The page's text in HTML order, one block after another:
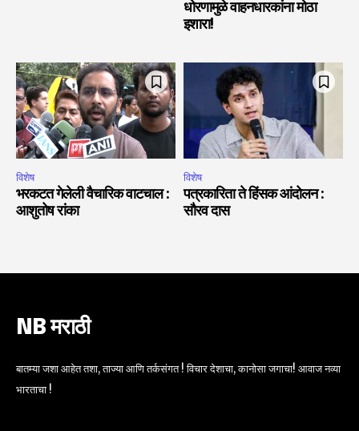
धोरणामुळे वाहनधारकांना मोठा
इशारा!
विशेष
भरकटत गेलेली वैचारिक वाटचाल :
आशुतोष रांका
विशेष
पत्रकारिता ते हिंसक आंदोलन :
सौरव दास
NB मराठी
बातम्या जशा आहेत तशा, ताज्या आणि तर्कसंगत ! विचार देशाचा, कानोसा जगाचा! आवाज नव्या
भारताचा !